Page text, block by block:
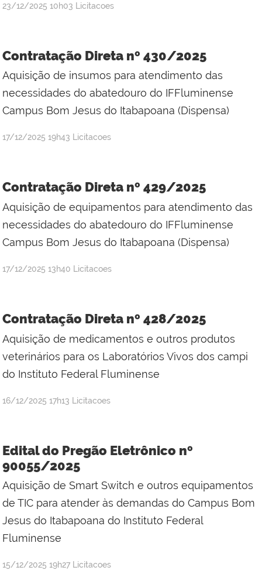
por
Mineiro
publicado
23/12/2025 10h03 Licitacoes
Contratação Direta nº 430/2025
Aquisição de insumos para atendimento das
necessidades do abatedouro do IFFluminense
Campus Bom Jesus do Itabapoana (Dispensa)
por
Mineiro
publicado
17/12/2025 19h43 Licitacoes
Contratação Direta nº 429/2025
Aquisição de equipamentos para atendimento das
necessidades do abatedouro do IFFluminense
Campus Bom Jesus do Itabapoana (Dispensa)
por
Mineiro
publicado
17/12/2025 13h40 Licitacoes
Contratação Direta nº 428/2025
Aquisição de medicamentos e outros produtos
veterinários para os Laboratórios Vivos dos campi
do Instituto Federal Fluminense
por
Mineiro
publicado
16/12/2025 17h13 Licitacoes
Edital do Pregão Eletrônico nº
90055/2025
Aquisição de Smart Switch e outros equipamentos
de TIC para atender às demandas do Campus Bom
Jesus do Itabapoana do Instituto Federal
Fluminense
por
publicado
15/12/2025 19h27 Licitacoes